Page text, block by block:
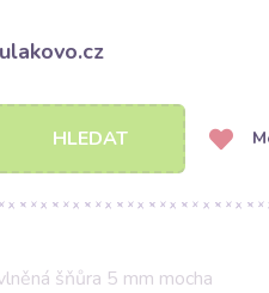
HLEDAT
šňůra 5 mm mocha